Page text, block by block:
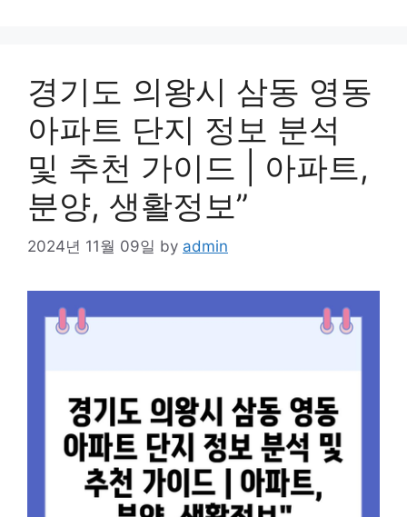
경기도 의왕시 삼동 영동
아파트 단지 정보 분석
및 추천 가이드 | 아파트,
분양, 생활정보”
2024년 11월 09일 by admin